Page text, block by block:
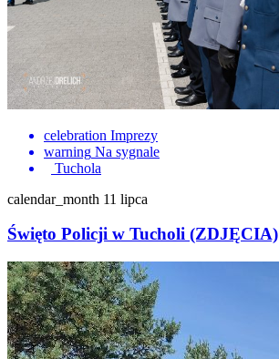
celebration Imprezy
warning Na sygnale
Tuchola
calendar_month 11 lipca
Święto Policji w Tucholi (ZDJĘCIA)